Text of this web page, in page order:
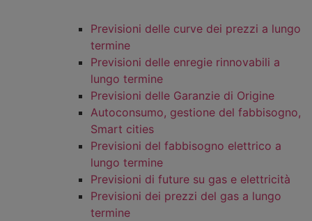
Previsioni delle curve dei prezzi a lungo
termine
Previsioni delle enregie rinnovabili a
lungo termine
Previsioni delle Garanzie di Origine
Autoconsumo, gestione del fabbisogno,
Smart cities
Previsioni del fabbisogno elettrico a
lungo termine
Previsioni di future su gas e elettricità
Previsioni dei prezzi del gas a lungo
termine